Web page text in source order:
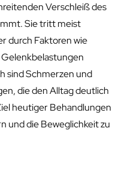
Verschleiß des
Sie tritt meist
durch Faktoren wie
sind Schmerzen und
die den Alltag deutlich
heutiger Behandlungen
und die Beweglichkeit zu